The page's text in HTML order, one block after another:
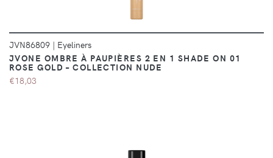
JVN86809 | Eyeliners
JVONE OMBRE À PAUPIÈRES 2 EN 1 SHADE ON 01
ROSE GOLD – COLLECTION NUDE
€18,03